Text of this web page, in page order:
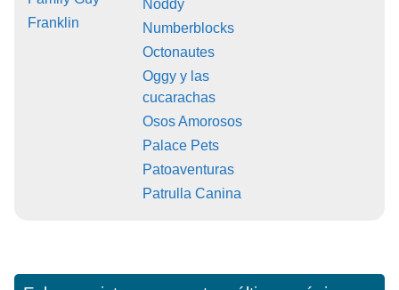
Franklin
Noddy
Numberblocks
Octonautes
Oggy y las
cucarachas
Osos Amorosos
Palace Pets
Patoaventuras
Patrulla Canina